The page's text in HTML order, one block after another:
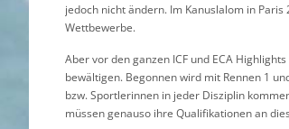
jedoch nicht ändern. Im Kanuslalom in
Wettbewerbe.
Aber vor den ganzen ICF und ECA
bewältigen. Begonnen wird mit Rennen 1
bzw. Sportlerinnen in jeder Disziplin
müssen genauso ihre Qualifikationen an